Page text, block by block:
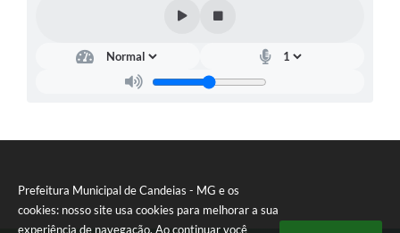
Prefeitura Municipal de Candeias - MG e os
cookies: nosso site usa cookies para melhorar a sua
experiência de navegação. Ao continuar você